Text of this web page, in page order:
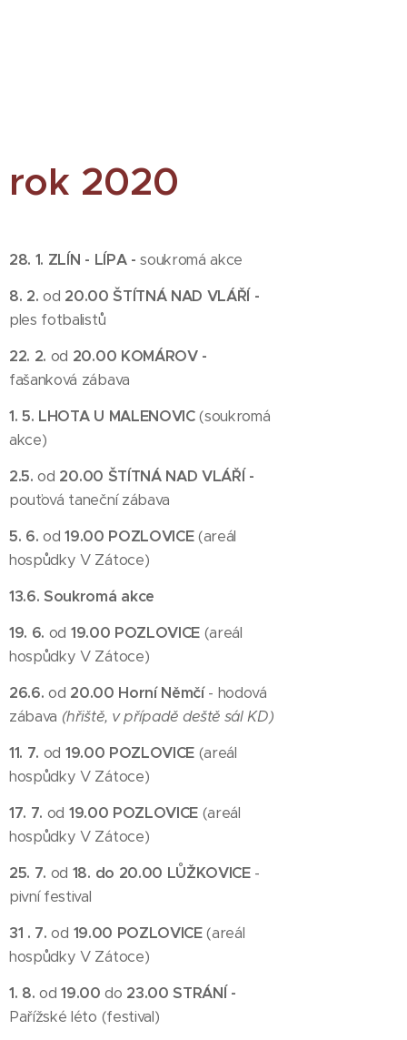
rok 2020
28. 1. ZLÍN - LÍPA -soukromá akce
8. 2.od 20.00 ŠTÍTNÁ NAD VLÁŘÍ -
ples fotbalistů
22. 2. od 20.00 KOMÁROV -
fašanková zábava
1. 5. LHOTA U MALENOVIC(soukromá
akce)
2.5.od 20.00 ŠTÍTNÁ NAD VLÁŘÍ -
pouťová taneční zábava
5. 6.od 19.00 POZLOVICE(areál
hospůdky V Zátoce)
13.6. Soukromá akce
19. 6. od 19.00 POZLOVICE (areál
hospůdky V Zátoce)
26.6. od 20.00 Horní Němčí- hodová
zábava (hřiště, v případě deště sál KD)
11. 7. od 19.00 POZLOVICE (areál
hospůdky V Zátoce)
17. 7. od 19.00 POZLOVICE (areál
hospůdky V Zátoce)
25. 7. od 18. do 20.00 LŮŽKOVICE-
pivní festival
31 . 7.od 19.00 POZLOVICE(areál
hospůdky V Zátoce)
1. 8.od 19.00do 23.00 STRÁNÍ -
Pařížské léto (festival)